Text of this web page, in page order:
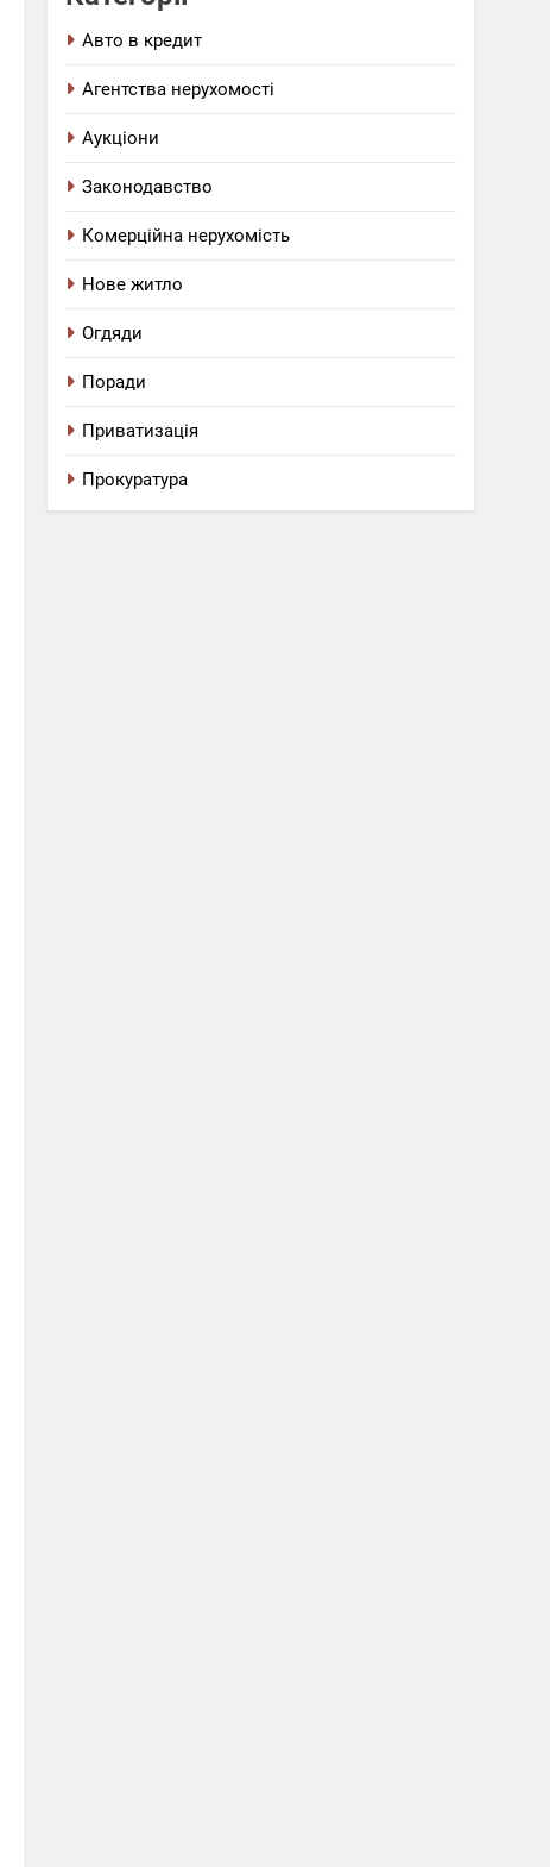
Авто в кредит
Агентства нерухомості
Аукціони
Законодавство
Комерційна нерухомість
Нове житло
Огдяди
Поради
Приватизація
Прокуратура